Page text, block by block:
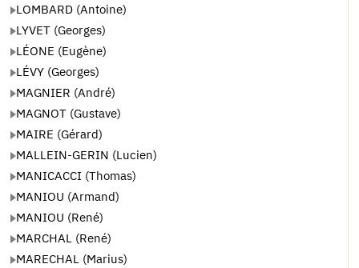
LOMBARD (Antoine)
LYVET (Georges)
LÉONE (Eugène)
LÉVY (Georges)
MAGNIER (André)
MAGNOT (Gustave)
MAIRE (Gérard)
MALLEIN-GERIN (Lucien)
MANICACCI (Thomas)
MANIOU (Armand)
MANIOU (René)
MARCHAL (René)
MARECHAL (Marius)